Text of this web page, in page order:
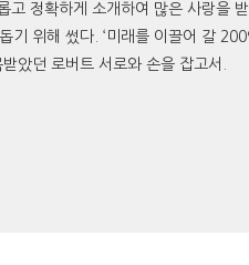
고 정확하게 소개하여 많은 사랑을
기 위해 썼다. ‘미래를 이끌어 갈 200
았던 로버트 서로와 손을 잡고서.